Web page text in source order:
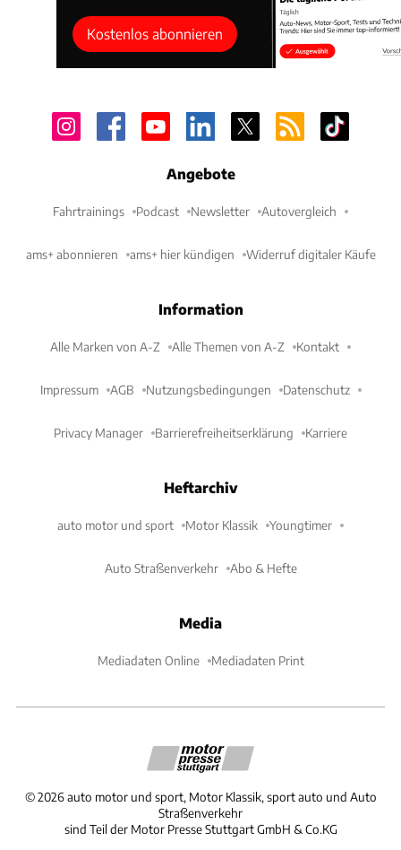
Kostenlos abonnieren
Angebote
Fahrtrainings Podcast Newsletter Autovergleich
ams+ abonnieren ams+ hier kündigen Widerruf digitaler Käufe
Information
Alle Marken von A-Z Alle Themen von A-Z Kontakt
Impressum AGB Nutzungsbedingungen Datenschutz
Privacy Manager Barrierefreiheitserklärung Karriere
Heftarchiv
auto motor und sport Motor Klassik Youngtimer
Auto Straßenverkehr Abo & Hefte
Media
Mediadaten Online Mediadaten Print
©2026 auto motor und sport, Motor Klassik, sport auto und Auto
Straßenverkehr
sind Teil der Motor Presse Stuttgart GmbH & Co.KG